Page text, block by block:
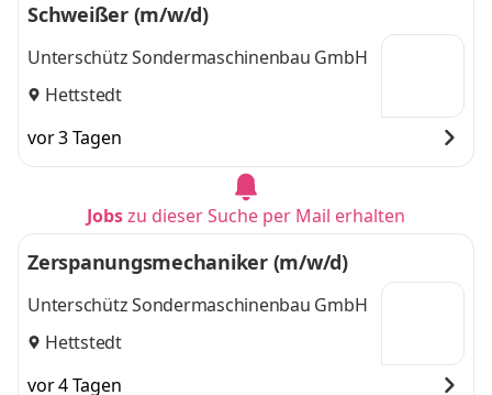
Schweißer (m/w/d)
Unterschütz Sondermaschinenbau GmbH
Hettstedt
vor 3 Tagen
Jobszu dieser Suche per Mail erhalten
Zerspanungsmechaniker (m/w/d)
Unterschütz Sondermaschinenbau GmbH
Hettstedt
vor 4 Tagen